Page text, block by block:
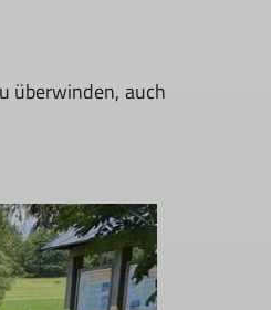
überwinden, auch